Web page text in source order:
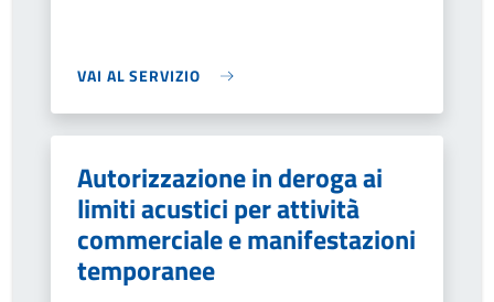
VAI AL SERVIZIO
Autorizzazione in deroga ai
limiti acustici per attività
commerciale e manifestazioni
temporanee